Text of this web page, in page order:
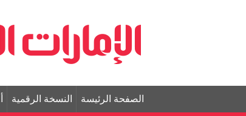
الصفحة الرئيسة النسخة الرقمية